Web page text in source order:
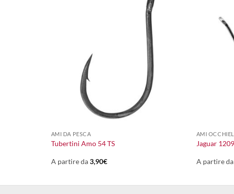
AMI DA PESCA
Tubertini Amo 54 TS
A partire da3,90€
AMI
Jaguar
A partire da